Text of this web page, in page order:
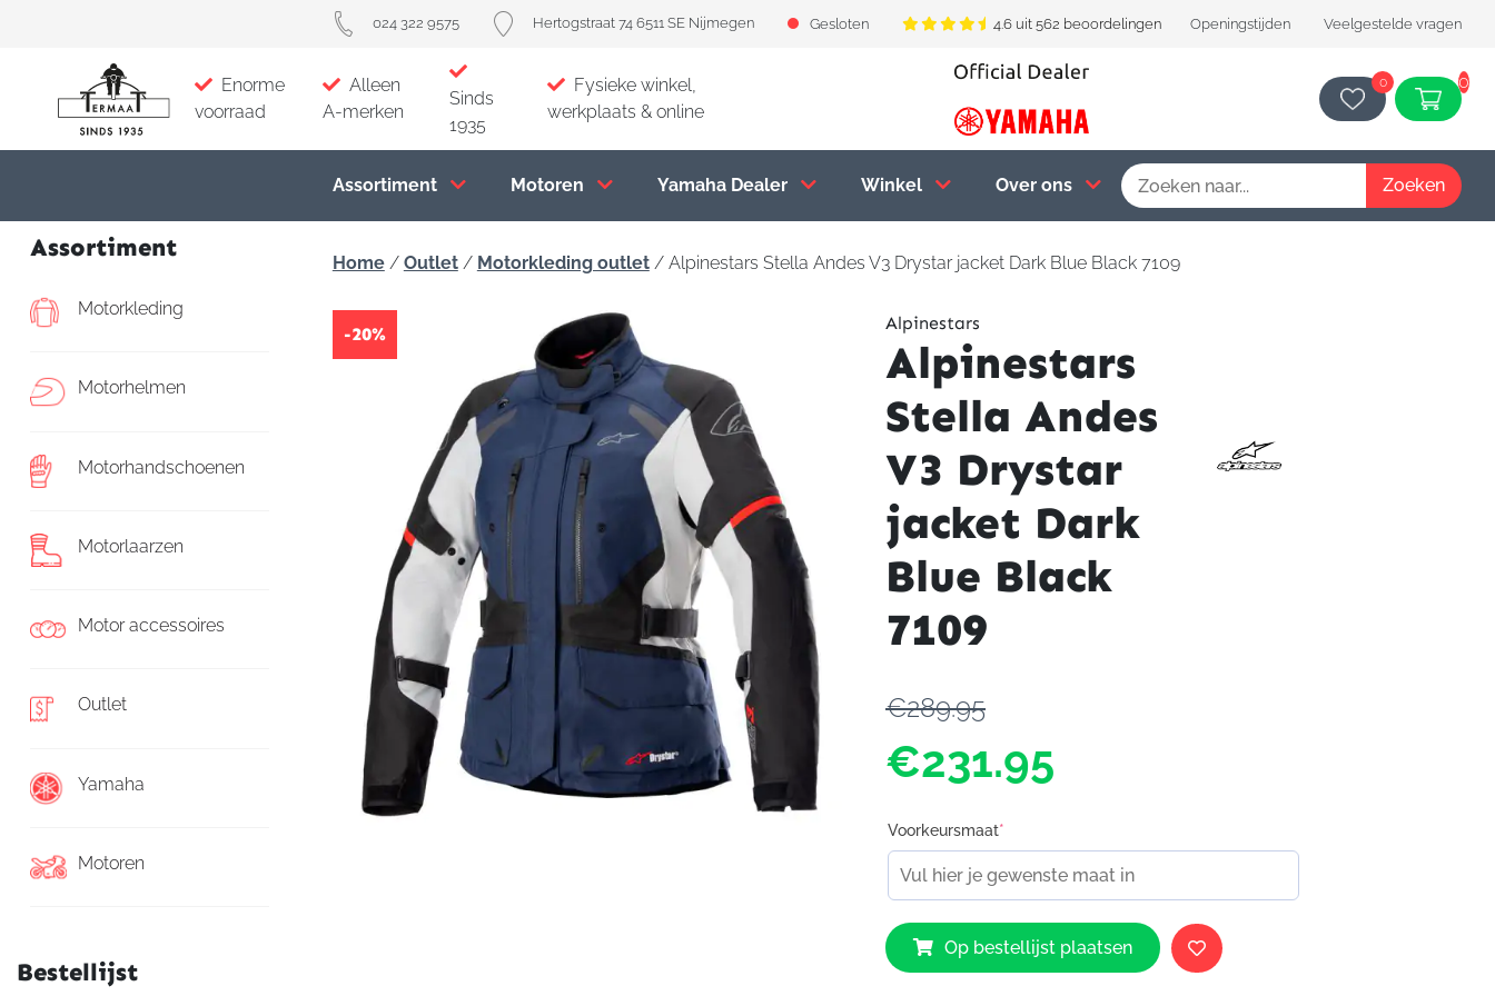
024 322 9575 Hertogstraat 74 6511 SE Nijmegen Gesloten 4.6 uit 562 beoordelingen Openingstijden Veelgestelde vragen
Enorme
voorraad
Alleen
A-merken
Sinds
1935
Fysieke winkel,
werkplaats & online
0 0
Assortiment Motoren Yamaha Dealer Winkel Over ons
Assortiment
Motorkleding
Motorhelmen
Motorhandschoenen
Motorlaarzen
Motor accessoires
Outlet
Yamaha
Motoren
Bestellijst
Home/ Outlet/ Motorkleding outlet/ Alpinestars Stella Andes V3 Drystar jacket Dark Blue Black 7109
-20%
Alpinestars
Alpinestars
Stella Andes
V3 Drystar
jacket Dark
Blue Black
7109
€289.95
€231.95
Voorkeursmaat*
Alpinestars
Stella
Andes
Op bestellijst plaatsen